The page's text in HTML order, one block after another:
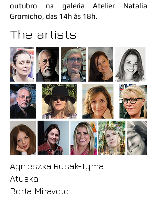
outubro na galeria Atelier Natalia
Gromicho, das 14h às 18h.
The artists
Agnieszka Rusak-Tyma
Atuska
Berta Miravete